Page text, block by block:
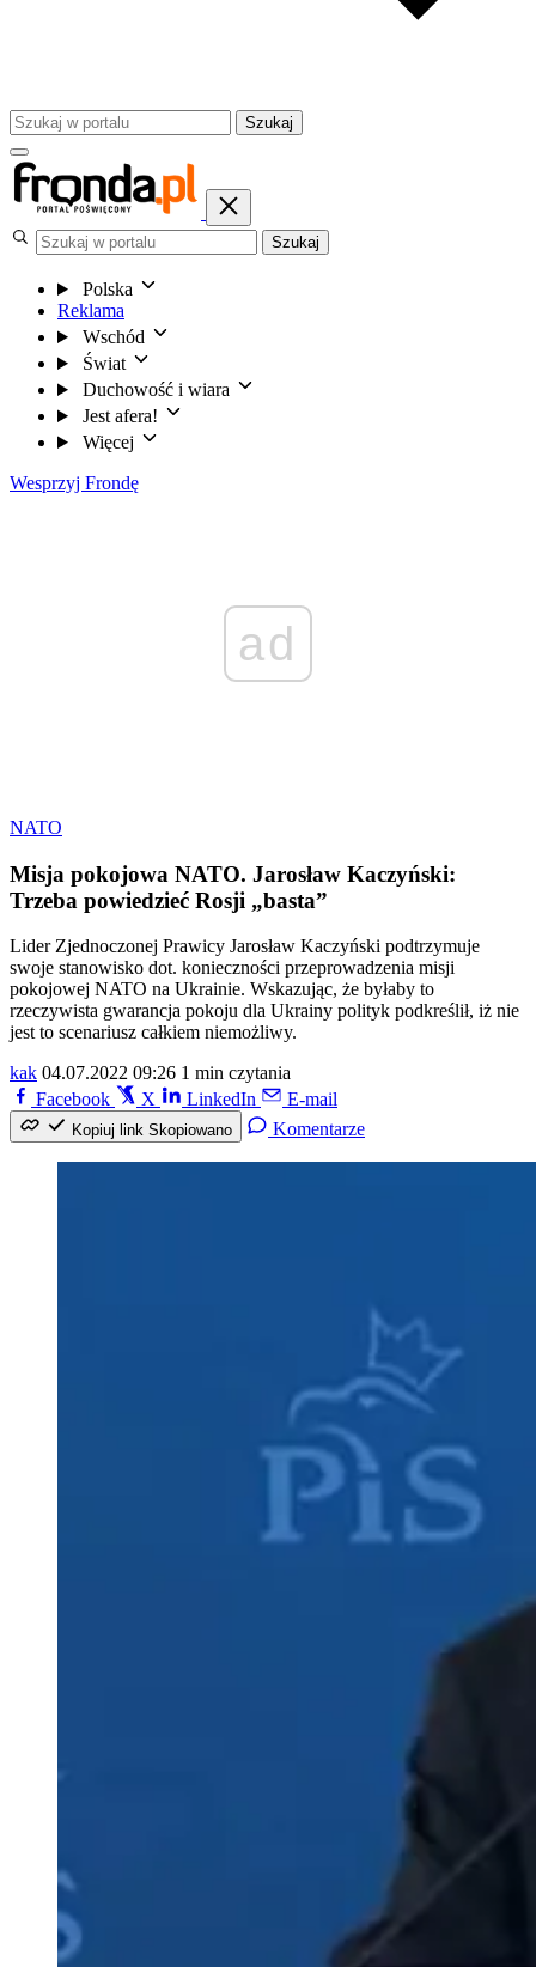
Szukaj
Szukaj
Polska
Reklama
Wschód
Świat
Duchowość i wiara
Jest afera!
Więcej
Wesprzyj Frondę
ad
NATO
Misja pokojowa NATO. Jarosław Kaczyński:
Trzeba powiedzieć Rosji „basta”
Lider Zjednoczonej Prawicy Jarosław Kaczyński podtrzymuje
swoje stanowisko dot. konieczności przeprowadzenia misji
pokojowej NATO na Ukrainie. Wskazując, że byłaby to
rzeczywista gwarancja pokoju dla Ukrainy polityk podkreślił, iż nie
jest to scenariusz całkiem niemożliwy.
kak 04.07.2022 09:26 1 min czytania
Facebook
X LinkedIn E-mail
Kopiuj link Skopiowano Komentarze